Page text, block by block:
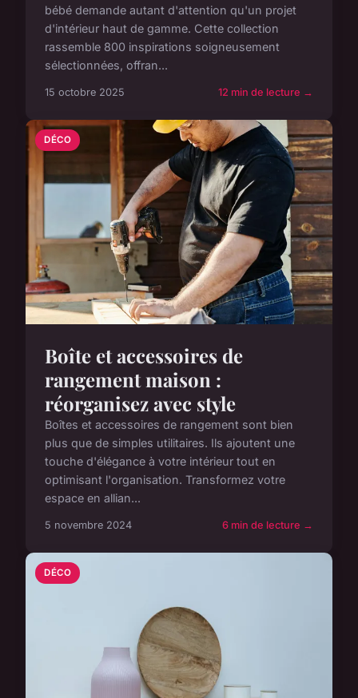
bébé demande autant d'attention qu'un projet
d'intérieur haut de gamme. Cette collection
rassemble 800 inspirations soigneusement
sélectionnées, offran...
15 octobre 2025 12 min de lecture →
DÉCO
Boîte et accessoires de
rangement maison :
réorganisez avec style
Boîtes et accessoires de rangement sont bien
plus que de simples utilitaires. Ils ajoutent une
touche d'élégance à votre intérieur tout en
optimisant l'organisation. Transformez votre
espace en allian...
5 novembre 2024 6 min de lecture →
DÉCO